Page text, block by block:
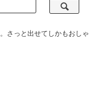
さっと出せてしかもおしゃ